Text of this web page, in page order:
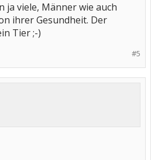
ja viele, Männer wie auch
ihrer Gesundheit. Der
Tier ;-)
#5